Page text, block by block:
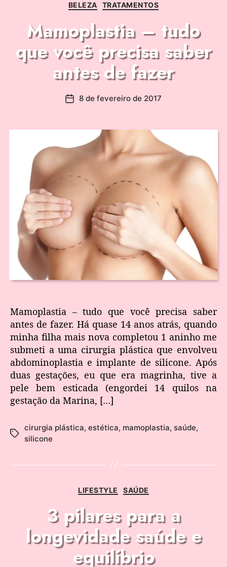
BELEZA TRATAMENTOS
Mamoplastia – tudo
que você precisa saber
antes de fazer
8 de fevereiro de 2017
Mamoplastia – tudo que você precisa saber
antes de fazer. Há quase 14 anos atrás, quando
minha filha mais nova completou 1 aninho me
submeti a uma cirurgia plástica que envolveu
abdominoplastia e implante de silicone. Após
duas gestações, eu que era magrinha, tive a
pele bem esticada (engordei 14 quilos na
gestação da Marina, […]
cirurgia plástica, estética, mamoplastia, saúde,
silicone
LIFESTYLE SAÚDE
3 pilares para a
longevidade saúde e
equilíbrio